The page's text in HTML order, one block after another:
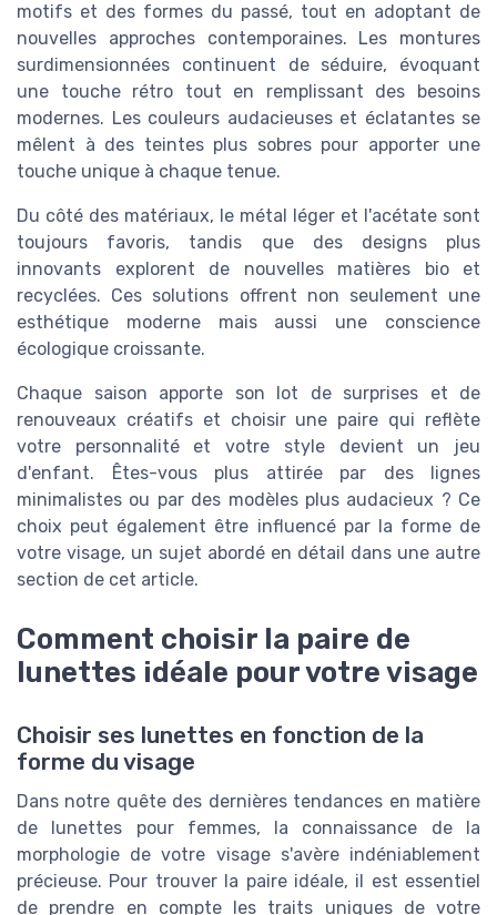
motifs et des formes du passé, tout en adoptant de
nouvelles approches contemporaines. Les montures
surdimensionnées continuent de séduire, évoquant
une touche rétro tout en remplissant des besoins
modernes. Les couleurs audacieuses et éclatantes se
mêlent à des teintes plus sobres pour apporter une
touche unique à chaque tenue.
Du côté des matériaux, le métal léger et l'acétate sont
toujours favoris, tandis que des designs plus
innovants explorent de nouvelles matières bio et
recyclées. Ces solutions offrent non seulement une
esthétique moderne mais aussi une conscience
écologique croissante.
Chaque saison apporte son lot de surprises et de
renouveaux créatifs et choisir une paire qui reflète
votre personnalité et votre style devient un jeu
d'enfant. Êtes-vous plus attirée par des lignes
minimalistes ou par des modèles plus audacieux ? Ce
choix peut également être influencé par la forme de
votre visage, un sujet abordé en détail dans une autre
section de cet article.
Comment choisir la paire de
lunettes idéale pour votre visage
Choisir ses lunettes en fonction de la
forme du visage
Dans notre quête des dernières tendances en matière
de lunettes pour femmes, la connaissance de la
morphologie de votre visage s'avère indéniablement
précieuse. Pour trouver la paire idéale, il est essentiel
de prendre en compte les traits uniques de votre